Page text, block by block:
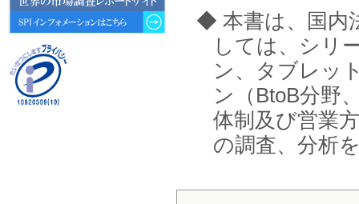
◆ 本書は、国内
しては、シリ
ン、タブレッ
ン（BtoB分野
体制及び営業
の調査、分析
動向 」を発刊しました。
2026年04月30日
4月30日、「2026年版 オンライン
診療サービスの現状と将来展望 」
を発刊しました。